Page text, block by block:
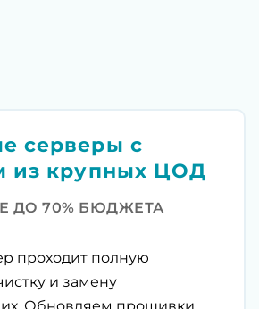
серверы с
из крупных ЦОД
ДО 70% БЮДЖЕТА
проходит полную
и замену